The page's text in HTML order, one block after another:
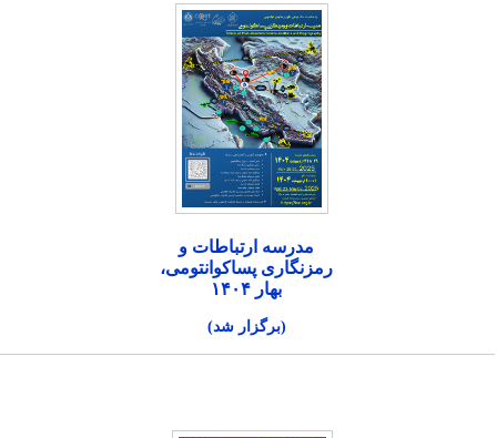
مدرسه ارتباطات و
رمزنگاری پساکوانتومی،
بهار ۱۴۰۴
(برگزار شد)